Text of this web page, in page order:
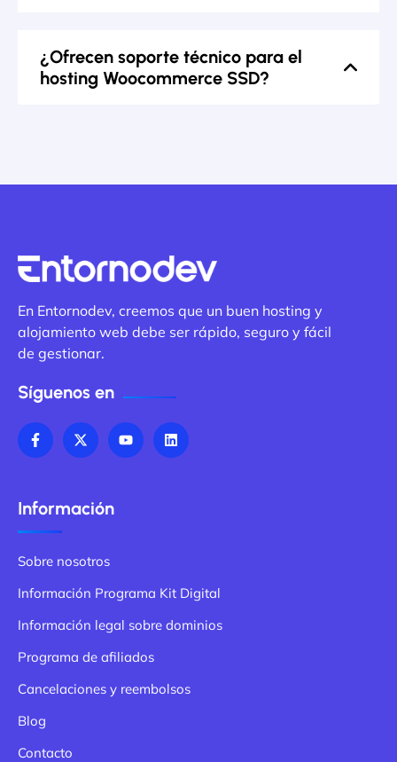
¿Ofrecen soporte técnico para el
hosting Woocommerce SSD?
En Entornodev, creemos que un buen hosting y
alojamiento web debe ser rápido, seguro y fácil
de gestionar.
Síguenos en
Información
Sobre nosotros
Información Programa Kit Digital
Información legal sobre dominios
Programa de afiliados
Cancelaciones y reembolsos
Blog
Contacto